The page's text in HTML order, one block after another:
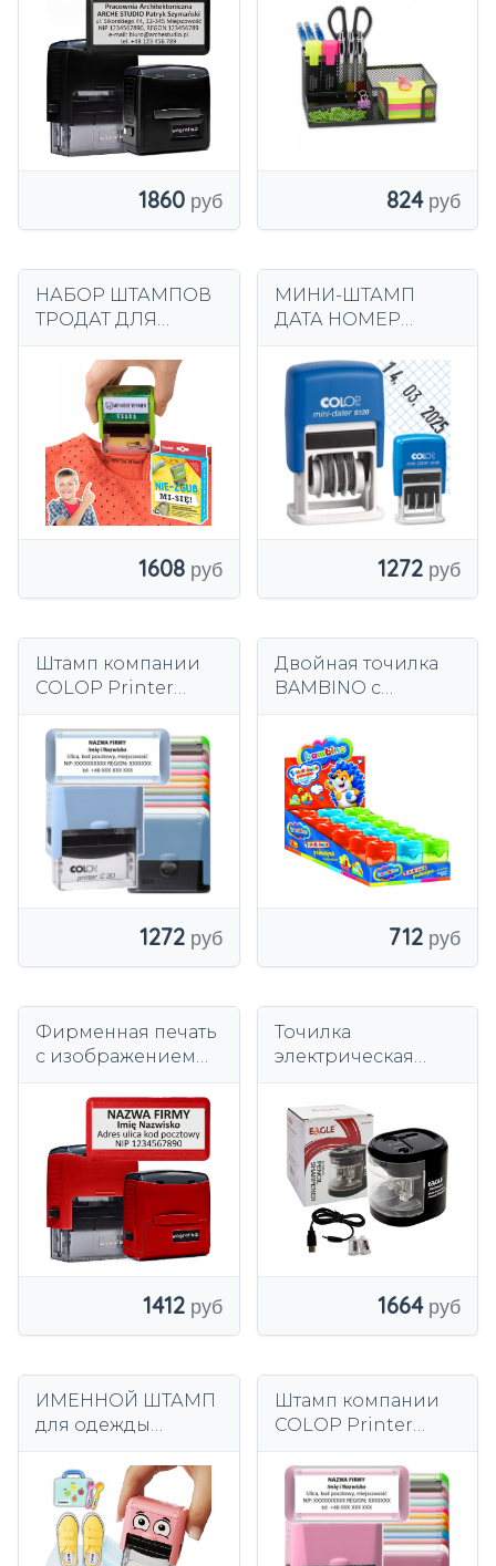
ЛОГОТИПОМ до 6
строк
1860
контейнер для
стола
824
НАБОР ШТАМПОВ
ТРОДАТ ДЛЯ
ОДЕЖДЫ С
ПЕРСОНАЛИЗИРО
ВАННЫМ текстом
1608
МИНИ-ШТАМП
ДАТА НОМЕР
ДЕНЬ МЕСЯЦ ГОД
СИНИЙ COLOP
S120
1272
Штамп компании
COLOP Printer
отражение
47х18мм 16 цветов
1272
Двойная точилка
BAMBINO с
712
Фирменная печать
с изображением
и медсестры -
Wagraf B2s до 4
строк
1412
Точилка
электрическая
Eagle
1664
ИМЕННОЙ ШТАМП
для одежды
маркировка
одежды Детский
сад розовый
Штамп компании
COLOP Printer
отражение
47х18мм 16 цветов